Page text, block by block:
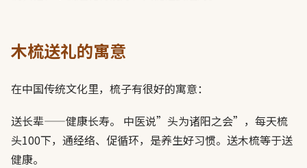
木梳送礼的寓意
在中国传统文化里，梳子有很好的寓意：
送长辈——健康长寿。 中医说”头为诸阳之会”，每天梳
头100下，通经络、促循环，是养生好习惯。送木梳等于送
健康。